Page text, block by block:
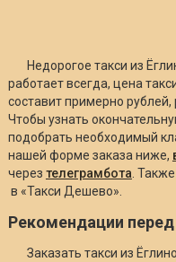
Недорогое такси из
работает всегда, цена
составит примерно рублей,
Чтобы узнать
подобрать необходимый
нашей форме заказа ниже,
через телеграмбота .
в «Такси Дешево».
Рекомендации
Заказать такси из